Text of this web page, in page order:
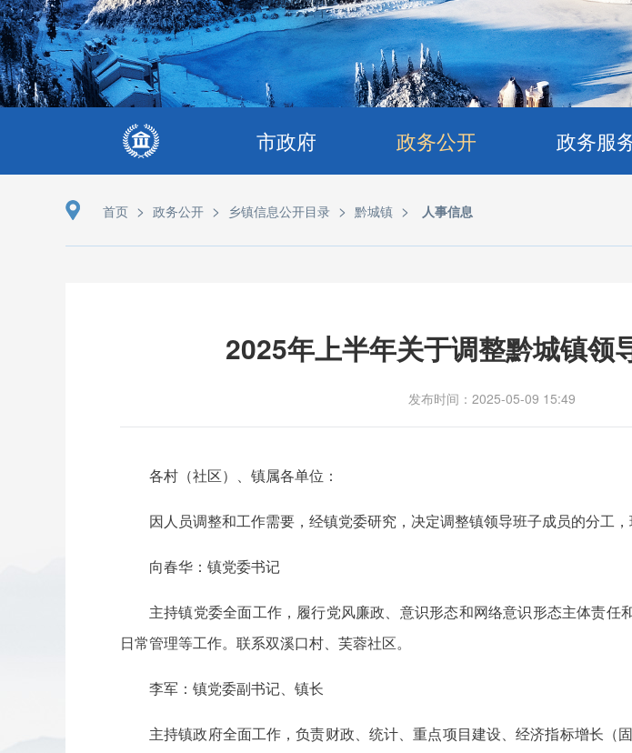
市政府 政务公开 政务服
首页 > 政务公开 > 乡镇信息公开目录 > 黔城镇 > 人事信息
2025年上半年关于调整黔城镇领
发布时间：2025-05-09 15:49
各村（社区）、镇属各单位：
因人员调整和工作需要，经镇党委研究，决定调整镇领导班子成员的分工，
向春华：镇党委书记
主持镇党委全面工作，履行党风廉政、意识形态和网络意识形态主体责
日常管理等工作。联系双溪口村、芙蓉社区。
李军：镇党委副书记、镇长
主持镇政府全面工作，负责财政、统计、重点项目建设、经济指标增长